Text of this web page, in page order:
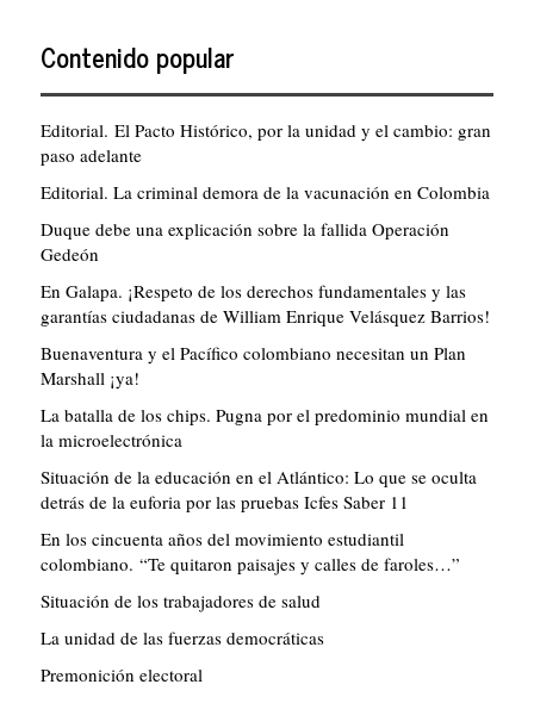
Contenido popular
Editorial. El Pacto Histórico, por la unidad y el cambio: gran
paso adelante
Editorial. La criminal demora de la vacunación en Colombia
Duque debe una explicación sobre la fallida Operación
Gedeón
En Galapa. ¡Respeto de los derechos fundamentales y las
garantías ciudadanas de William Enrique Velásquez Barrios!
Buenaventura y el Pacífico colombiano necesitan un Plan
Marshall ¡ya!
La batalla de los chips. Pugna por el predominio mundial en
la microelectrónica
Situación de la educación en el Atlántico: Lo que se oculta
detrás de la euforia por las pruebas Icfes Saber 11
En los cincuenta años del movimiento estudiantil
colombiano. “Te quitaron paisajes y calles de faroles…”
Situación de los trabajadores de salud
La unidad de las fuerzas democráticas
Premonición electoral